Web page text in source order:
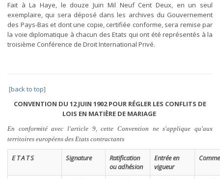
Fait à La Haye, le douze Juin Mil Neuf Cent Deux, en un seul
exemplaire, qui sera déposé dans les archives du Gouvernement
des Pays-Bas et dont une copie, certifiée conforme, sera remise par
la voie diplomatique à chacun des Etats qui ont été représentés à la
troisième Conférence de Droit International Privé.
[back to top]
CONVENTION DU 12 JUIN 1902 POUR RÉGLER LES CONFLITS DE
LOIS EN MATIÈRE DE MARIAGE
En conformité avec l'article 9, cette Convention ne s'applique qu'aux
territoires européens des Etats contractants
E T A T S Signature
Ratification
ou adhésion
Entrée en
vigueur